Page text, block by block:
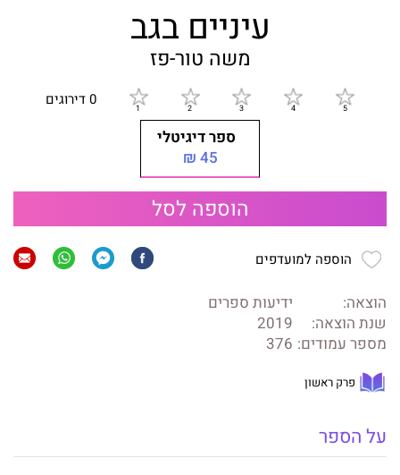
עיניים בגב
משה טור-פז
0 דירוגים
ספר דיגיטלי
45 ₪
הוספה לסל
הוספה למועדפים
הוצאה:
ידיעות ספרים
שנת הוצאה:
2019
מספר עמודים: 376
פרק ראשון
על הספר